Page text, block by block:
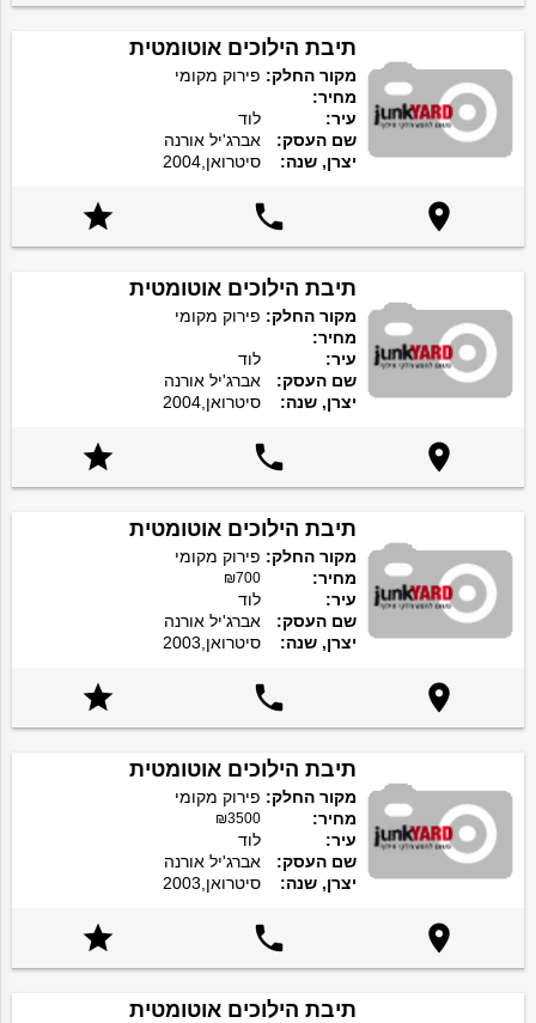
תיבת הילוכים אוטומטית
מקור החלק: פירוק מקומי
מחיר:
עיר:
לוד
שם העסק:
אברג'יל אורנה
יצרן, שנה:
סיטרואן,2004



תיבת הילוכים אוטומטית
מקור החלק: פירוק מקומי
מחיר:
עיר:
לוד
שם העסק:
אברג'יל אורנה
יצרן, שנה:
סיטרואן,2004



תיבת הילוכים אוטומטית
מקור החלק: פירוק מקומי
מחיר:
₪700
עיר:
לוד
שם העסק:
אברג'יל אורנה
יצרן, שנה:
סיטרואן,2003



תיבת הילוכים אוטומטית
מקור החלק: פירוק מקומי
מחיר:
₪3500
עיר:
לוד
שם העסק:
אברג'יל אורנה
יצרן, שנה:
סיטרואן,2003



תיבת הילוכים אוטומטית